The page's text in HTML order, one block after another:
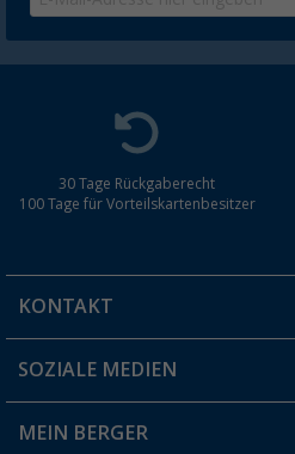
30 Tage Rückgaberecht
100 Tage für Vorteilskartenbesitzer
KONTAKT
Du hast eine Frage?
Filiale finden
SOZIALE MEDIEN
MEIN BERGER